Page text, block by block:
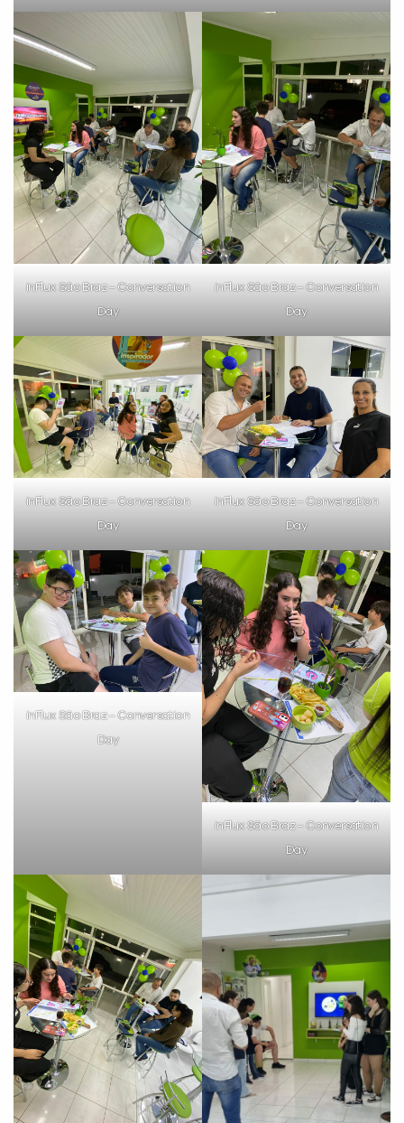
inFlux São Braz – Conversation
Day
inFlux São Braz – Conversation
Day
inFlux São Braz – Conversation
Day
inFlux São Braz – Conversation
Day
inFlux São Braz – Conversation
Day
inFlux São Braz – Conversation
Day